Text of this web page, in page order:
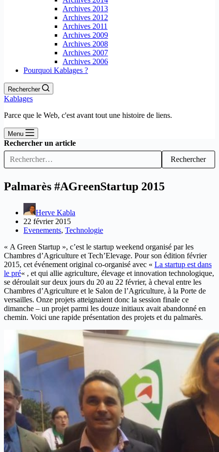
Archives 2013
Archives 2012
Archives 2011
Archives 2009
Archives 2008
Archives 2007
Archives 2006
Pourquoi Kablages ?
Rechercher
Kablages
Parce que le Web, c'est avant tout une histoire de liens.
Menu
Rechercher un article
Rechercher
Palmarès #AGreenStartup 2015
Herve Kabla
22 février 2015
Evenements, Technologie
« A Green Startup », c’est le startup weekend organisé par les
Chambres d’Agriculture et Tech’Elevage. Pour son édition février
2015, cet événement original co-organisé avec « La startup est dans
le pré« , et qui allie agriculture, élevage et innovation technologique,
se déroulait sur deux jours du 20 au 22 février, à cheval entre les
Chambres d’Agriculture et le Salon de l’Agriculture, à la Porte de
versailles. Onze projets atteignaient donc la session finale ce
dimanche – un projet parmi les douze initiaux avait abandonné en
chemin. Voici une rapide présentation des projets et du palmarès.